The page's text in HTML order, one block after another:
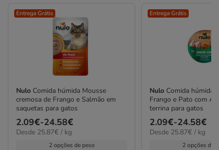
Entrega Grátis
Nulo Comida húmida Mousse
cremosa de Frango e Salmão em
saquetas para gatos
Preço
de
2.09€-24.58€
25.87€
Desde 25.87€ / kg
2 opções de peso
Entrega Grátis
Nulo Comida húmida
Frango e Pato com
terrina para gatos
Preço
de
2.09€-24.58€
25.87€
Desde 25.87€ / kg
2 opções de